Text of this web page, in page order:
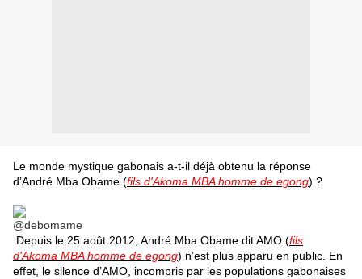
Le monde mystique gabonais a-t-il déjà obtenu la réponse
d’André Mba Obame (fils d'Akoma MBA homme de egong) ?
@debomame
Depuis le 25 août 2012, André Mba Obame dit AMO (fils
d'Akoma MBA homme de egong) n’est plus apparu en public. En
effet, le silence d’AMO, incompris par les populations gabonaises